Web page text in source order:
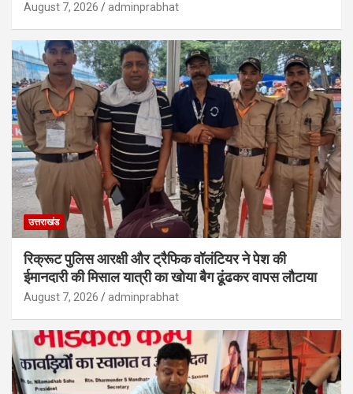
August 7, 2026 adminprabhat
उत्तराखंड
रिक्रूट पुलिस आरक्षी और ट्रैफिक वॉलंटियर ने पेश की
ईमानदारी की मिसाल यात्री का खोया बैग ढूंढकर वापस लौटाया
August 7, 2026 adminprabhat